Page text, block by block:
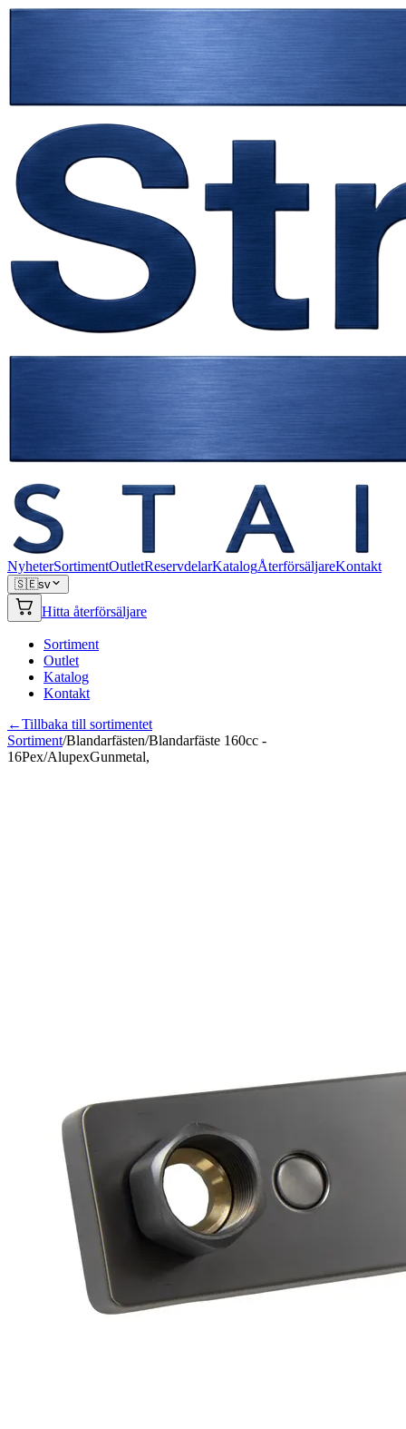
NyheterSortimentOutletReservdelarKatalogÅterförsäljareKontakt
🇸🇪sv
Hitta återförsäljare
Sortiment
Outlet
Katalog
Kontakt
←Tillbaka till sortimentet
Sortiment/Blandarfästen/Blandarfäste 160cc -
16Pex/AlupexGunmetal,